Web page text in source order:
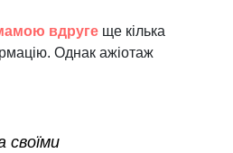
вдруге ще кілька
Однак ажіотаж
своїми